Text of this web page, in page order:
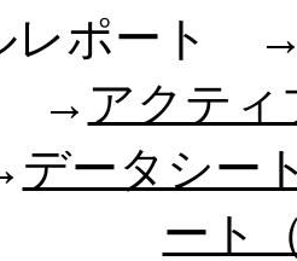
レポート
→ アクティ
データシー
ート